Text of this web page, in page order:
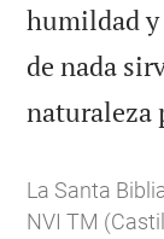
humildad y
de nada
naturaleza
La Santa
NVI TM